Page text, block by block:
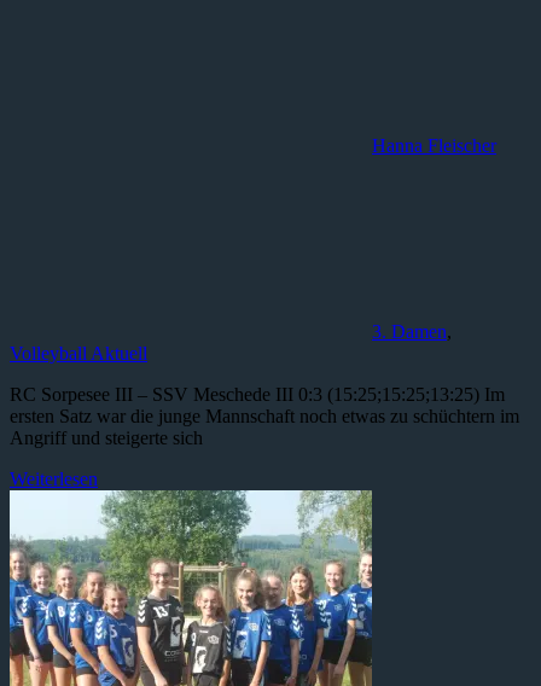
Hanna Fleischer
3. Damen,
Volleyball Aktuell
RC Sorpesee III – SSV Meschede III 0:3 (15:25;15:25;13:25) Im
ersten Satz war die junge Mannschaft noch etwas zu schüchtern im
Angriff und steigerte sich
Weiterlesen